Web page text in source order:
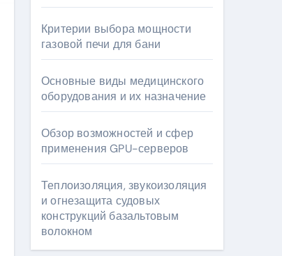
Критерии выбора мощности
газовой печи для бани
Основные виды медицинского
оборудования и их назначение
Обзор возможностей и сфер
применения GPU-серверов
Теплоизоляция, звукоизоляция
и огнезащита судовых
конструкций базальтовым
волокном